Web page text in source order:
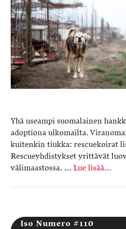
Yhä useampi suomalainen
adoptiona ulkomailta.
kuitenkin tiukka: rescuekoirat
Rescueyhdistykset yrittävät
välimaastossa. ...Lue lisää...
Iso Numero #110